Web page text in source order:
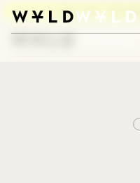
BURN, BABY, BURN: